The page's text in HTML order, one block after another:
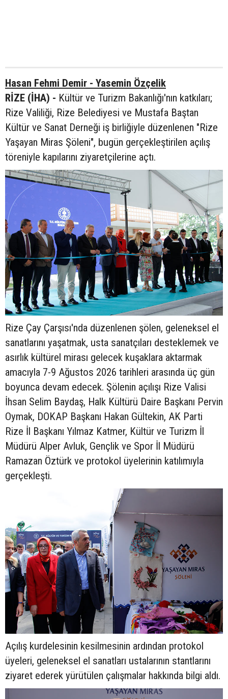
Hasan Fehmi Demir - Yasemin Özçelik
RİZE (İHA) - Kültür ve Turizm Bakanlığı'nın katkıları;
Rize Valiliği, Rize Belediyesi ve Mustafa Baştan
Kültür ve Sanat Derneği iş birliğiyle düzenlenen "Rize
Yaşayan Miras Şöleni", bugün gerçekleştirilen açılış
töreniyle kapılarını ziyaretçilerine açtı.
Rize Çay Çarşısı'nda düzenlenen şölen, geleneksel el
sanatlarını yaşatmak, usta sanatçıları desteklemek ve
asırlık kültürel mirası gelecek kuşaklara aktarmak
amacıyla 7-9 Ağustos 2026 tarihleri arasında üç gün
boyunca devam edecek. Şölenin açılışı Rize Valisi
İhsan Selim Baydaş, Halk Kültürü Daire Başkanı Pervin
Oymak, DOKAP Başkanı Hakan Gültekin, AK Parti
Rize İl Başkanı Yılmaz Katmer, Kültür ve Turizm İl
Müdürü Alper Avluk, Gençlik ve Spor İl Müdürü
Ramazan Öztürk ve protokol üyelerinin katılımıyla
gerçekleşti.
Açılış kurdelesinin kesilmesinin ardından protokol
üyeleri, geleneksel el sanatları ustalarının stantlarını
ziyaret ederek yürütülen çalışmalar hakkında bilgi aldı.